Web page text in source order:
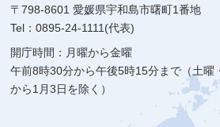
〒798-8601 愛媛県宇和島市曙町1番地
Tel：0895-24-1111(代表)
開庁時間：月曜から金曜
午前8時30分から午後5時15分まで（土曜
から1月3日を除く）